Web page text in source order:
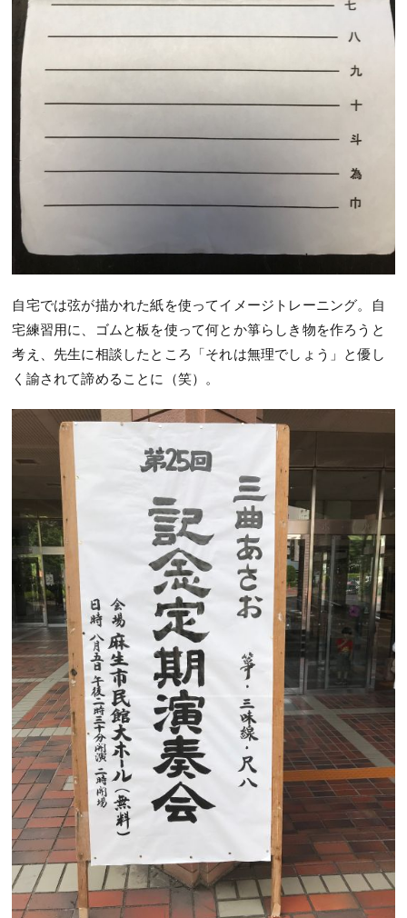
自宅では弦が描かれた紙を使ってイメージトレーニング。自
宅練習用に、ゴムと板を使って何とか箏らしき物を作ろうと
考え、先生に相談したところ「それは無理でしょう」と優し
く諭されて諦めることに（笑）。